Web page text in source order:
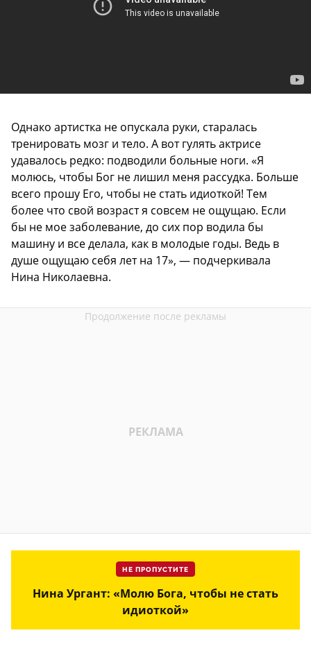
Однако артистка не опускала руки, старалась
тренировать мозг и тело. А вот гулять актрисе
удавалось редко: подводили больные ноги. «Я
молюсь, чтобы Бог не лишил меня рассудка. Больше
всего прошу Его, чтобы не стать идиоткой! Тем
более что свой возраст я совсем не ощущаю. Если
бы не мое заболевание, до сих пор водила бы
машину и все делала, как в молодые годы. Ведь в
душе ощущаю себя лет на 17», — подчеркивала
Нина Николаевна.
НЕ ПРОПУСТИТЕ
Нина Ургант: «Молю Бога, чтобы не стать
идиоткой»